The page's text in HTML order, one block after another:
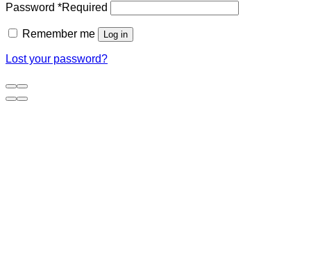
Password *Required
Remember me Log in
Lost your password?